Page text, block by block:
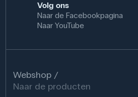
Volg ons
Naar de Facebookpagina
Naar YouTube
Webshop
Naar de producten